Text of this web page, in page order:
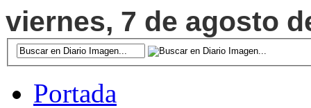
viernes, 7 de agosto
Portada